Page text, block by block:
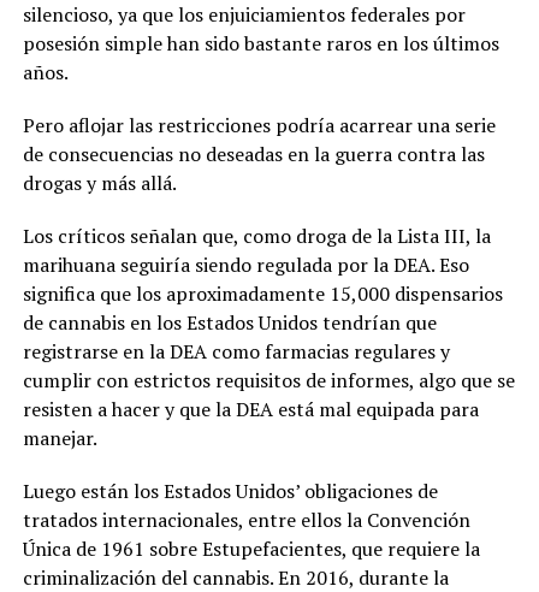
silencioso, ya que los enjuiciamientos federales por
posesión simple han sido bastante raros en los últimos
años.
Pero aflojar las restricciones podría acarrear una serie
de consecuencias no deseadas en la guerra contra las
drogas y más allá.
Los críticos señalan que, como droga de la Lista III, la
marihuana seguiría siendo regulada por la DEA. Eso
significa que los aproximadamente 15,000 dispensarios
de cannabis en los Estados Unidos tendrían que
registrarse en la DEA como farmacias regulares y
cumplir con estrictos requisitos de informes, algo que se
resisten a hacer y que la DEA está mal equipada para
manejar.
Luego están los Estados Unidos’ obligaciones de
tratados internacionales, entre ellos la Convención
Única de 1961 sobre Estupefacientes, que requiere la
criminalización del cannabis. En 2016, durante la